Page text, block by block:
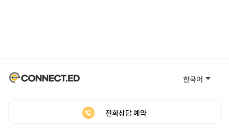
한국어
전화상담 예약